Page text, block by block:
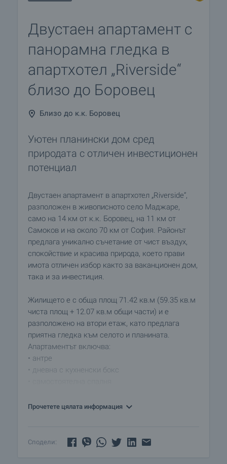
Двустаен апартамент с
панорамна гледка в
апартхотел „Riverside“
близо до Боровец
Близо до к.к. Боровец
Уютен планински дом сред
природата с отличен инвестиционен
потенциал
Двустаен апартамент в апартхотел „Riverside“,
разположен в живописното село Маджаре,
само на 14 км от к.к. Боровец, на 11 км от
Самоков и на около 70 км от София. Районът
предлага уникално съчетание от чист въздух,
спокойствие и красива природа, което прави
имота отличен избор както за ваканционен дом,
така и за инвестиция.
Жилището е с обща площ 71.42 кв.м (59.35 кв.м
чиста площ + 12.07 кв.м общи части) и е
разположено на втори етаж, като предлага
приятна гледка към селото и планината.
Апартаментът включва:
• антре
• дневна с кухненски бокс
• втора баня с вана, мивка и тоалетна
Прочетете цялата информация
Сподели: